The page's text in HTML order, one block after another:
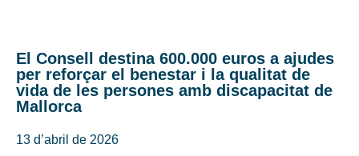
El Consell destina 600.000 euros a ajudes
per reforçar el benestar i la qualitat de
vida de les persones amb discapacitat de
Mallorca
13 d’abril de 2026